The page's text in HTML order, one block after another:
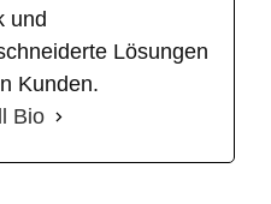
und
Lösungen
Kunden.
Bio